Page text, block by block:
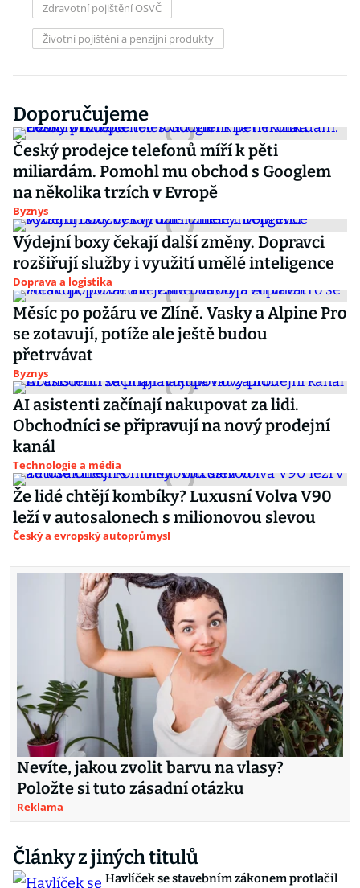
Zdravotní pojištění OSVČ
Životní pojištění a penzijní produkty
Doporučujeme
Český prodejce telefonů míří k pěti
miliardám. Pomohl mu obchod s Googlem
na několika trzích v Evropě
Byznys
Výdejní boxy čekají další změny. Dopravci
rozšiřují služby i využití umělé inteligence
Doprava a logistika
Měsíc po požáru ve Zlíně. Vasky a Alpine Pro
se zotavují, potíže ale ještě budou
přetrvávat
Byznys
AI asistenti začínají nakupovat za lidi.
Obchodníci se připravují na nový prodejní
kanál
Technologie a média
Že lidé chtějí kombíky? Luxusní Volva V90
leží v autosalonech s milionovou slevou
Český a evropský autoprůmysl
Nevíte, jakou zvolit barvu na vlasy?
Položte si tuto zásadní otázku
Reklama
Články z jiných titulů
Havlíček se stavebním zákonem protlačil